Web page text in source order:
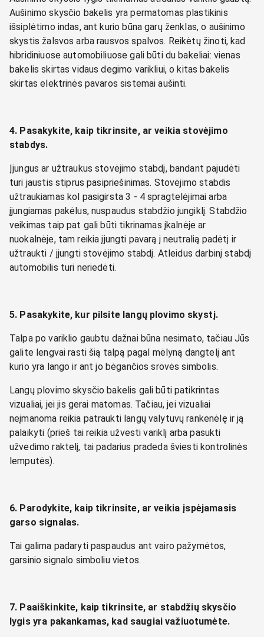
Aušinimo skysčio bakelis yra permatomas plastikinis
išsiplėtimo indas, ant kurio būna garų ženklas, o aušinimo
skystis žalsvos arba rausvos spalvos. Reikėtų žinoti, kad
hibridiniuose automobiliuose gali būti du bakeliai: vienas
bakelis skirtas vidaus degimo varikliui, o kitas bakelis
skirtas elektrinės pavaros sistemai aušinti.
4. Pasakykite, kaip tikrinsite, ar veikia stovėjimo
stabdys.
Įjungus ar užtraukus stovėjimo stabdį, bandant pajudėti
turi jaustis stiprus pasipriešinimas. Stovėjimo stabdis
užtraukiamas kol pasigirsta 3 - 4 spragtelėjimai arba
įjungiamas pakėlus, nuspaudus stabdžio jungiklį. Stabdžio
veikimas taip pat gali būti tikrinamas įkalnėje ar
nuokalnėje, tam reikia įjungti pavarą į neutralią padėtį ir
užtraukti / įjungti stovėjimo stabdį. Atleidus darbinį stabdį
automobilis turi neriedėti.
5. Pasakykite, kur pilsite langų plovimo skystį.
Talpa po variklio gaubtu dažnai būna nesimato, tačiau Jūs
galite lengvai rasti šią talpą pagal mėlyną dangtelį ant
kurio yra lango ir ant jo bėgančios srovės simbolis.
Langų plovimo skysčio bakelis gali būti patikrintas
vizualiai, jei jis gerai matomas. Tačiau, jei vizualiai
neįmanoma reikia patraukti langų valytuvų rankenėlę ir ją
palaikyti (prieš tai reikia užvesti variklį arba pasukti
užvedimo raktelį, tai padarius pradeda šviesti kontrolinės
lemputės).
6. Parodykite, kaip tikrinsite, ar veikia įspėjamasis
garso signalas.
Tai galima padaryti paspaudus ant vairo pažymėtos,
garsinio signalo simboliu vietos.
7. Paaiškinkite, kaip tikrinsite, ar stabdžių skysčio
lygis yra pakankamas, kad saugiai važiuotumėte.